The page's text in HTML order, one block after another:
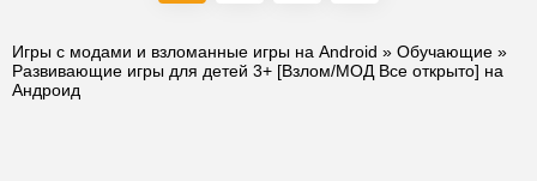
Игры с модами и взломанные игры на Android » Обучающие »
Развивающие игры для детей 3+ [Взлом/МОД Все открыто] на
Андроид